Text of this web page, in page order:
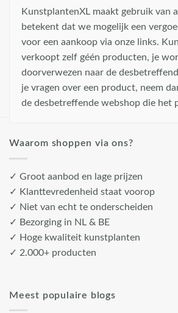
KunstplantenXL maakt gebruik van
betekent dat we mogelijk een
voor een aankoop via onze links.
verkoopt zelf géén producten, je
doorverwezen naar de
je vragen over een product, neem
de desbetreffende webshop die het
Waarom shoppen via ons?
✓ Groot aanbod en lage prijzen
✓ Klanttevredenheid staat voorop
✓ Niet van echt te onderscheiden
✓ Bezorging in NL & BE
✓ Hoge kwaliteit kunstplanten
✓ 2.000+ producten
Meest populaire blogs